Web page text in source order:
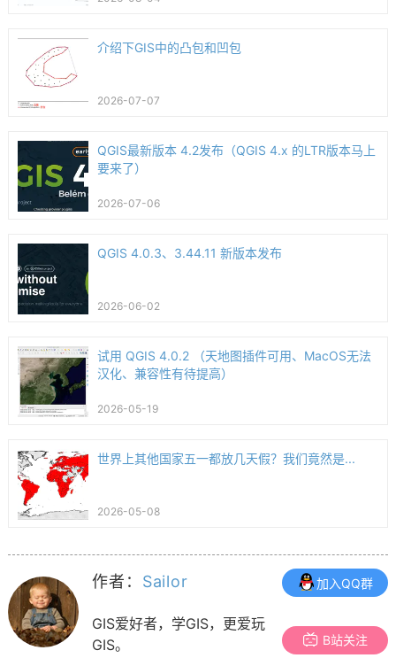
介绍下GIS中的凸包和凹包
2026-07-07
QGIS最新版本 4.2发布（QGIS 4.x 的LTR版本马上
要来了）
2026-07-06
QGIS 4.0.3、3.44.11 新版本发布
2026-06-02
试用 QGIS 4.0.2 （天地图插件可用、MacOS无法
汉化、兼容性有待提高）
2026-05-19
世界上其他国家五一都放几天假？我们竟然是...
2026-05-08
作者： Sailor
GIS爱好者，学GIS，更爱玩
GIS。
加入QQ群
B站关注